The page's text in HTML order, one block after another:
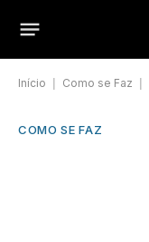
Início Como se Faz
COMO SE FAZ